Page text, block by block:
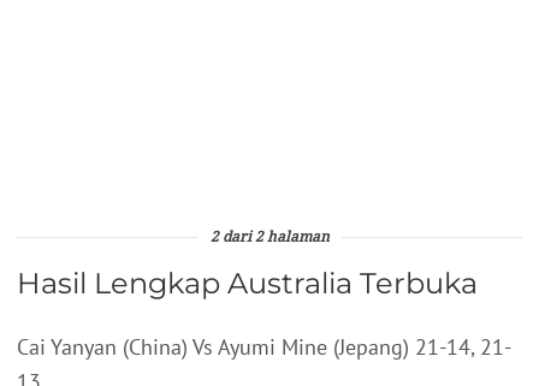
2 dari 2 halaman
Hasil Lengkap Australia Terbuka
Cai Yanyan (China) Vs Ayumi Mine (Jepang) 21-14, 21-